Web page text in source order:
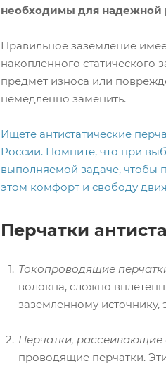
необходимы для надежной
Правильное заземление
накопленного
предмет износа или
немедленно заменить.
Ищете антистатические
России. Помните, что при
выполняемой задаче, чтобы
этом комфорт и свободу
Перчатки
Токопроводящие
волокна, сложно
заземленному источнику,
Перчатки, рассеивающие
проводящие перчатки.